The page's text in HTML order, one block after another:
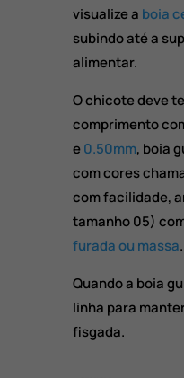
visualize a boia
subindo até a
alimentar.
O chicote deve
comprimento
e0.50mm, boia
com cores
com facilidade,
tamanho 05)
furada ou massa.
Quando a boia
linha para
fisgada.